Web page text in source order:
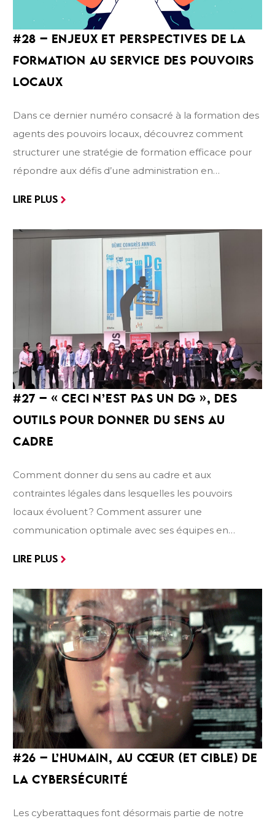
#28 – ENJEUX ET PERSPECTIVES DE LA
FORMATION AU SERVICE DES POUVOIRS
LOCAUX
Dans ce dernier numéro consacré à la formation des
agents des pouvoirs locaux, découvrez comment
structurer une stratégie de formation efficace pour
répondre aux défis d’une administration en
enjeux clés : planification, développement des
conformité aux obligations légales. À travers des
analyses approfondies, explorez les initiatives en
Wallonie et les dispositifs innovants, comme le
système 50/50, pour valoriser les parcours de
LIRE PLUS
#27 – « CECI N’EST PAS UN DG », DES
OUTILS POUR DONNER DU SENS AU
CADRE
Comment donner du sens au cadre et aux
contraintes légales dans lesquelles les pouvoirs
locaux évoluent ? Comment assurer une
communication optimale avec ses équipes en
ses équipes, tout en souplesse ? Comment
orienté en 3 grands domaines que sont le juridique, le
management et le social ?Quelle est la boîte à outils
de ce Directeur général qu’on dit “équilibriste” et
comment la créer en fonction de son contexte, de
ses valeurs et des modes de fonctionnement de ses
équipes ?
LIRE PLUS
#26 – L’HUMAIN, AU CŒUR (ET CIBLE) DE
LA CYBERSÉCURITÉ
Les cyberattaques font désormais partie de notre